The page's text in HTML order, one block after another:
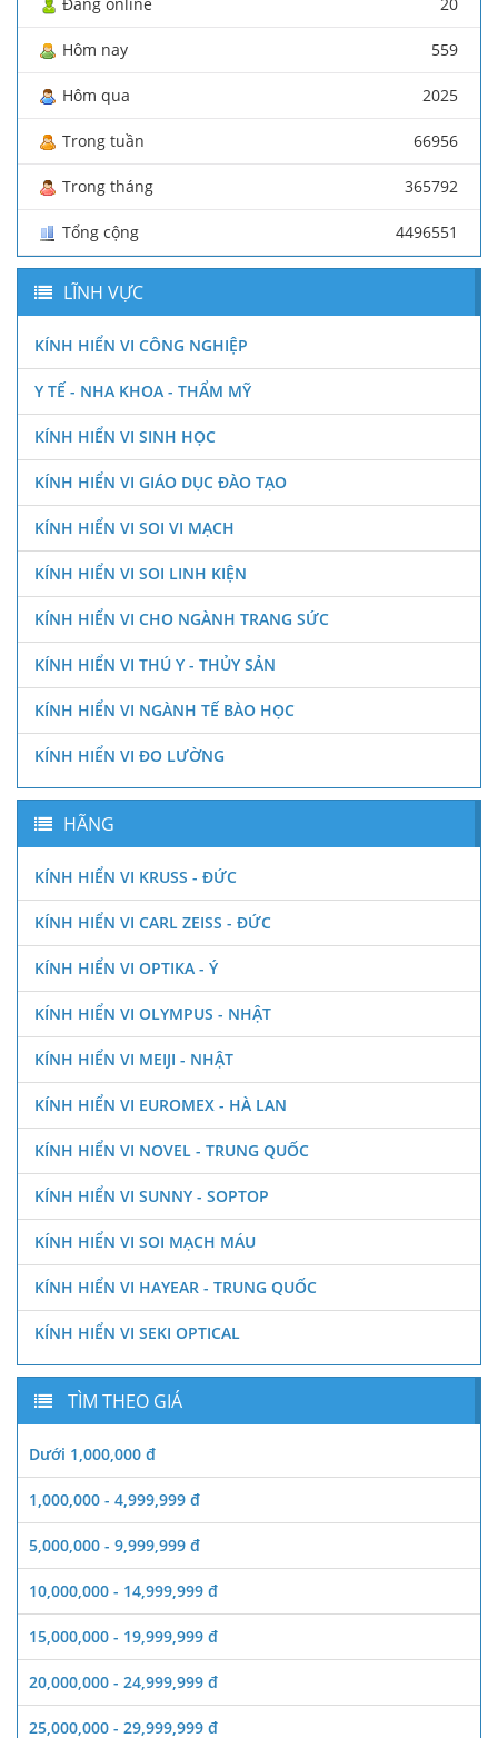
Hôm nay 559
Hôm qua 2025
Trong tuần 66956
Trong tháng 365792
Tổng cộng 4496551
LĨNH VỰC
KÍNH HIỂN VI CÔNG NGHIỆP
Y TẾ - NHA KHOA - THẨM MỸ
KÍNH HIỂN VI SINH HỌC
KÍNH HIỂN VI GIÁO DỤC ĐÀO TẠO
KÍNH HIỂN VI SOI VI MẠCH
KÍNH HIỂN VI SOI LINH KIỆN
KÍNH HIỂN VI CHO NGÀNH TRANG SỨC
KÍNH HIỂN VI THÚ Y - THỦY SẢN
KÍNH HIỂN VI NGÀNH TẾ BÀO HỌC
KÍNH HIỂN VI ĐO LƯỜNG
HÃNG
KÍNH HIỂN VI KRUSS - ĐỨC
KÍNH HIỂN VI CARL ZEISS - ĐỨC
KÍNH HIỂN VI OPTIKA - Ý
KÍNH HIỂN VI OLYMPUS - NHẬT
KÍNH HIỂN VI MEIJI - NHẬT
KÍNH HIỂN VI EUROMEX - HÀ LAN
KÍNH HIỂN VI NOVEL - TRUNG QUỐC
KÍNH HIỂN VI SUNNY - SOPTOP
KÍNH HIỂN VI SOI MẠCH MÁU
KÍNH HIỂN VI HAYEAR - TRUNG QUỐC
KÍNH HIỂN VI SEKI OPTICAL
TÌM THEO GIÁ
Dưới 1,000,000 đ
1,000,000 - 4,999,999 đ
5,000,000 - 9,999,999 đ
10,000,000 - 14,999,999 đ
15,000,000 - 19,999,999 đ
20,000,000 - 24,999,999 đ
25,000,000 - 29,999,999 đ